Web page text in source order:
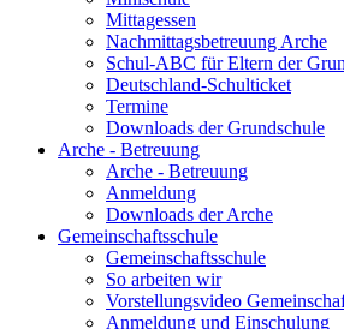
Mittagessen
Nachmittagsbetreuung Arche
Schul-ABC für Eltern der
Deutschland-Schulticket
Termine
Downloads der Grundschule
Arche - Betreuung
Arche - Betreuung
Anmeldung
Downloads der Arche
Gemeinschaftsschule
Gemeinschaftsschule
So arbeiten wir
Vorstellungsvideo
Anmeldung und Einschulung